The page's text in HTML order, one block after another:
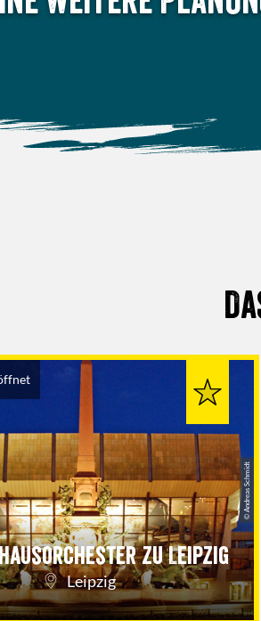
zu Leipzig
Leipzig
© Andreas Schmidt